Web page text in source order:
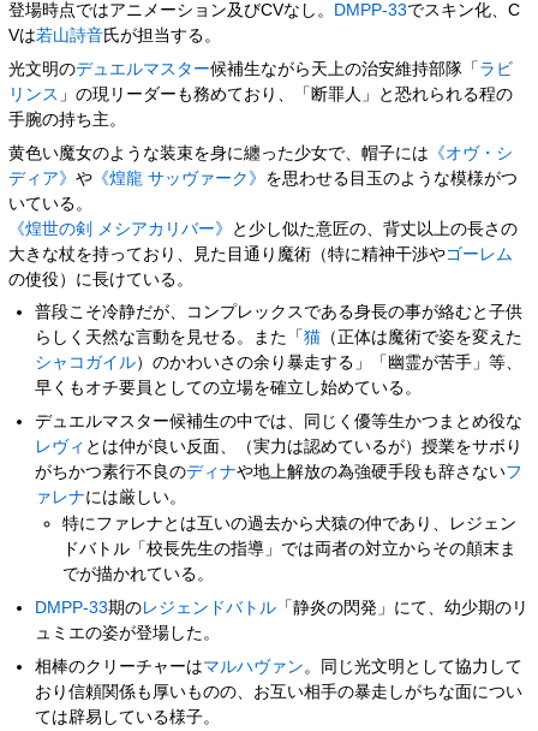
登場時点ではアニメーション及びCVなし。
DMPP-33でスキン化、C
Vは若山詩音氏が担当する。
光文明のデュエルマスター候補生ながら天上の治安維持部隊「 ラビ
リンス 」の現リーダーも務めており、「断罪人」と恐れられる程の
手腕の持ち主。
黄色い魔女のような装束を身に纏った少女で、帽子には 《オヴ・シ
ディア》や 《煌龍 サッヴァーク》 を思わせる目玉のような模様がつ
いている。
《煌世の剣 メシアカリバー》
と少し似た意匠の、背丈以上の長さの
大きな杖を持っており、見た目通り魔術（特に精神干渉やゴーレム
の使役）に長けている。
普段こそ冷静だが、コンプレックスである身長の事が絡むと子供
らしく天然な言動を見せる。また「猫 （正体は魔術で姿を変えた
シャコガイル）のかわいさの余り暴走する」「幽霊が苦手」等、
早くもオチ要員としての立場を確立し始めている。
デュエルマスター候補生の中では、同じく優等生かつまとめ役な
レヴィ とは仲が良い反面、（実力は認めているが）授業をサボり
がちかつ素行不良のディナや地上解放の為強硬手段も辞さないフ
ァレナには厳しい。
特にファレナとは互いの過去から犬猿の仲であり、レジェン
ドバトル「校長先生の指導」では両者の対立からその顛末ま
でが描かれている。
DMPP-33期のレジェンドバトル 「静炎の閃発」にて、幼少期のリ
ュミエの姿が登場した。
相棒のクリーチャーはマルハヴァン 。同じ光文明として協力して
おり信頼関係も厚いものの、お互い相手の暴走しがちな面につい
ては辟易している様子。